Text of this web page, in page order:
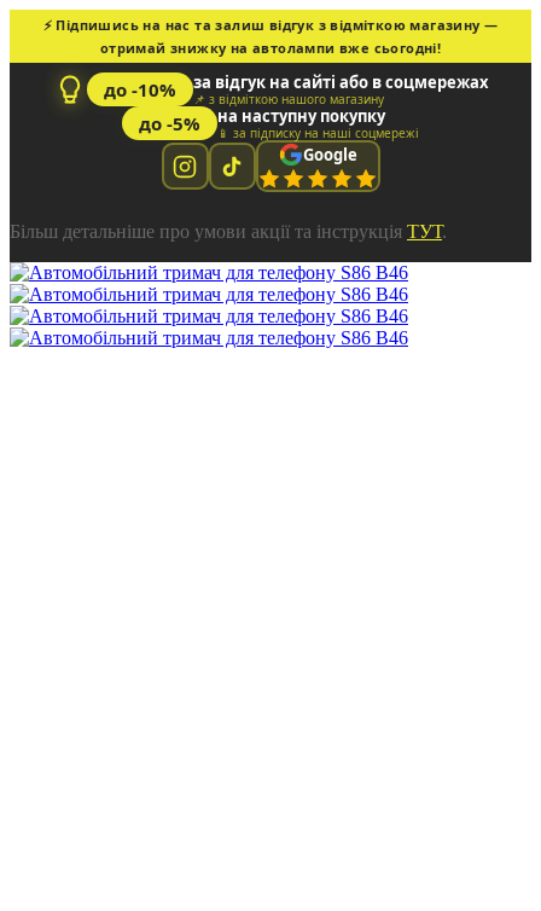
⚡ Підпишись на нас та залиш відгук з відміткою магазину —
отримай знижку на автолампи вже сьогодні!
до -10% за відгук на сайті або в соцмережах
📌 з відміткою нашого магазину
до -5% на наступну покупку
📱 за підписку на наші соцмережі
Google
Більш детальніше про умови акції та інструкція ТУТ.